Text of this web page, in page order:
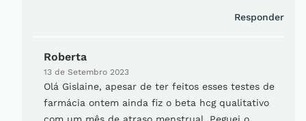
Responder
Roberta
13 de Setembro 2023
Olá Gislaine, apesar de ter feitos esses testes de
farmácia ontem ainda fiz o beta hcg qualitativo